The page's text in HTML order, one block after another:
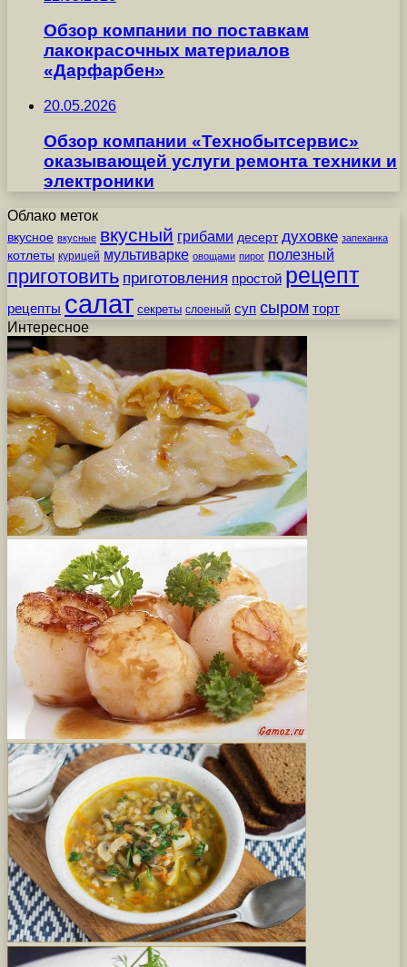
Обзор компании по поставкам
лакокрасочных материалов
«Дарфарбен»
20.05.2026
Обзор компании «Технобытсервис»
оказывающей услуги ремонта техники и
электроники
Облако меток
вкусное вкусные вкусный грибами десерт духовке запеканка
котлеты курицей мультиварке овощами пирог полезный
приготовить приготовления простой рецепт
рецепты салат секреты слоеный суп сыром торт
Интересное